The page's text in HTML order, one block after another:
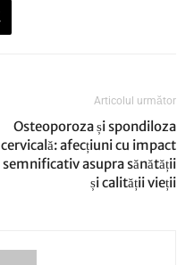
Articolul următor
Osteoporoza și spondiloza
cervicală: afecțiuni cu impact
semnificativ asupra sănătății
și calității vieții